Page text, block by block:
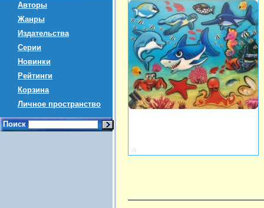
Авторы
Жанры
Издательства
Серии
Новинки
Рейтинги
Корзина
Личное пространство
Поиск